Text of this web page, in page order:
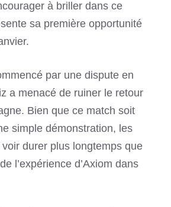
à briller dans ce
sa première opportunité
par une dispute en
a menacé de ruiner le retour
Bien que ce match soit
simple démonstration, les
durer plus longtemps que
l’expérience d’Axiom dans